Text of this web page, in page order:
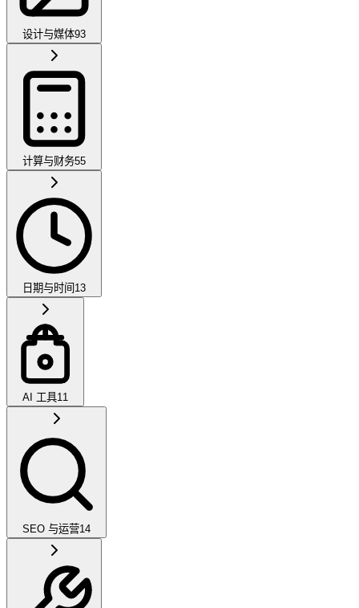
设计与媒体93
计算与财务55
日期与时间 13
AI 工具11
SEO 与运营14